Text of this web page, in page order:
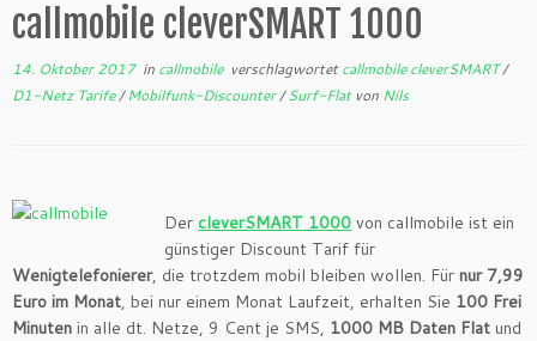
callmobile cleverSMART 1000
14. Oktober 2017in callmobile verschlagwortetcallmobile cleverSMART/
D1-Netz Tarife/Mobilfunk-Discounter/Surf-Flat von Nils
Der cleverSMART 1000 von callmobile ist ein
günstiger Discount Tarif für
Wenigtelefonierer, die trotzdem mobil bleiben wollen. Für nur 7,99
Euro im Monat, bei nur einem Monat Laufzeit, erhalten Sie 100 Frei
Minuten in alle dt. Netze, 9 Cent je SMS, 1000 MB Daten Flat und